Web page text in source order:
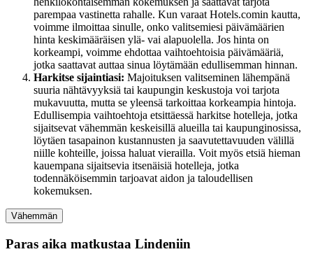
parempaa vastinetta rahalle. Kun varaat Hotels.comin kautta,
voimme ilmoittaa sinulle, onko valitsemiesi päivämäärien
hinta keskimääräisen ylä- vai alapuolella. Jos hinta on
korkeampi, voimme ehdottaa vaihtoehtoisia päivämääriä,
jotka saattavat auttaa sinua löytämään edullisemman hinnan.
Harkitse sijaintiasi: Majoituksen valitseminen lähempänä
suuria nähtävyyksiä tai kaupungin keskustoja voi tarjota
mukavuutta, mutta se yleensä tarkoittaa korkeampia hintoja.
Edullisempia vaihtoehtoja etsittäessä harkitse hotelleja, jotka
sijaitsevat vähemmän keskeisillä alueilla tai kaupunginosissa,
löytäen tasapainon kustannusten ja saavutettavuuden välillä
niille kohteille, joissa haluat vierailla. Voit myös etsiä hieman
kauempana sijaitsevia itsenäisiä hotelleja, jotka
todennäköisemmin tarjoavat aidon ja taloudellisen
kokemuksen.
Vähemmän
Paras aika matkustaa Lindeniin